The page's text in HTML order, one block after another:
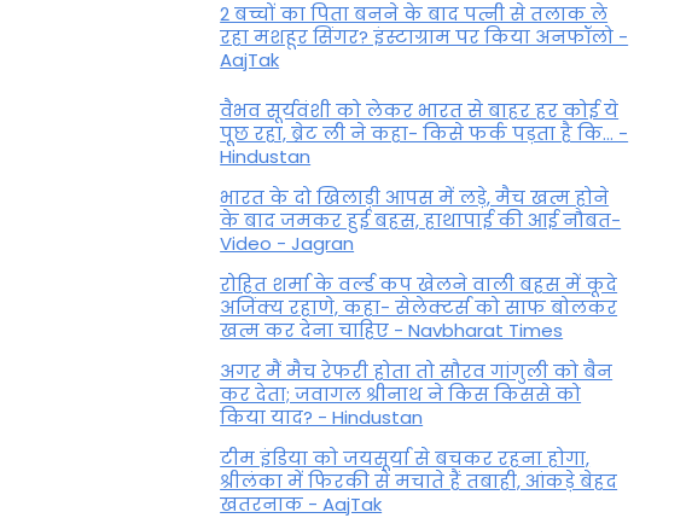
2 बच्चों का पिता बनने के बाद पत्नी से तलाक ले
रहा मशहूर सिंगर? इंस्टाग्राम पर किया अनफॉलो -
AajTak
वैभव सूर्यवंशी को लेकर भारत से बाहर हर कोई ये
पूछ रहा, ब्रेट ली ने कहा- किसे फर्क पड़ता है कि… -
Hindustan
भारत के दो खिलाड़ी आपस में लड़े, मैच खत्म होने
के बाद जमकर हुई बहस, हाथापाई की आई नौबत-
Video - Jagran
रोहित शर्मा के वर्ल्ड कप खेलने वाली बहस में कूदे
अजिंक्य रहाणे, कहा- सेलेक्टर्स को साफ बोलकर
खत्म कर देना चाहिए - Navbharat Times
अगर मैं मैच रेफरी होता तो सौरव गांगुली को बैन
कर देता; जवागल श्रीनाथ ने किस किससे को
किया याद? - Hindustan
टीम इंडिया को जयसूर्या से बचकर रहना होगा,
श्रीलंका में फिरकी से मचाते हैं तबाही, आंकड़े बेहद
खतरनाक - AajTak